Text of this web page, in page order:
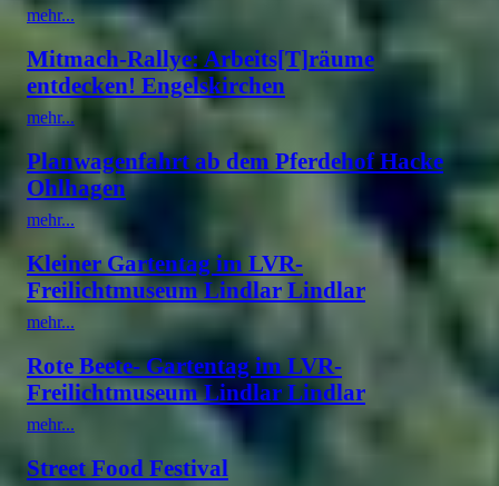
mehr...
Mitmach-Rallye: Arbeits[T]räume
entdecken! Engelskirchen
mehr...
Planwagenfahrt ab dem Pferdehof Hacke
Ohlhagen
mehr...
Kleiner Gartentag im LVR-
Freilichtmuseum Lindlar Lindlar
mehr...
Rote Beete- Gartentag im LVR-
Freilichtmuseum Lindlar Lindlar
mehr...
Street Food Festival